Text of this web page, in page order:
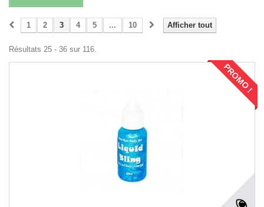
Afficher tout
1 2 3 4 5 ... 10
Résultats 25 - 36 sur 116.
PROMO !